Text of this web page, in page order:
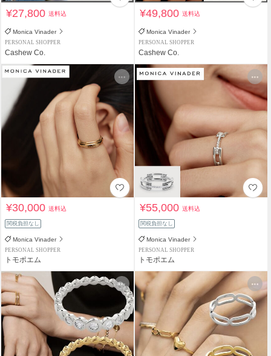
¥27,800送料込
Monica Vinader
PERSONAL SHOPPER
Cashew Co.
¥49,800送料込
Monica Vinader
PERSONAL SHOPPER
Cashew Co.
¥30,000送料込
関税負担なし
Monica Vinader
PERSONAL SHOPPER
トモポエム
¥55,000送料込
関税負担なし
Monica Vinader
PERSONAL SHOPPER
トモポエム